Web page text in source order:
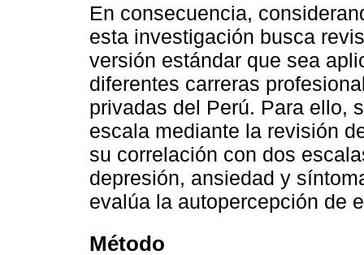
En consecuencia,
esta investigación busca
versión estándar que sea
diferentes carreras
privadas del Perú. Para ello,
escala mediante la revisión
su correlación con dos
depresión, ansiedad y
evalúa la autopercepción de
Método